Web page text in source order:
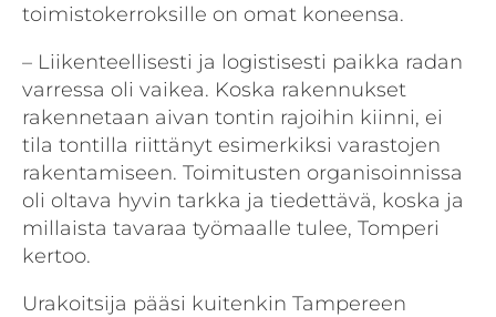
toimistokerroksille on omat koneensa.
– Liikenteellisesti ja logistisesti paikka radan
varressa oli vaikea. Koska rakennukset
rakennetaan aivan tontin rajoihin kiinni, ei
tila tontilla riittänyt esimerkiksi varastojen
rakentamiseen. Toimitusten organisoinnissa
oli oltava hyvin tarkka ja tiedettävä, koska ja
millaista tavaraa työmaalle tulee, Tomperi
kertoo.
Urakoitsija pääsi kuitenkin Tampereen